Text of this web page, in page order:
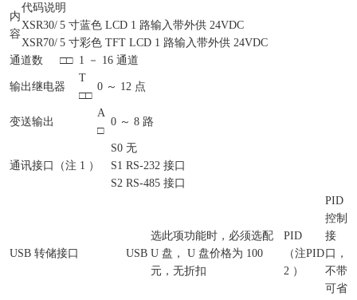
内
容
代码说明
XSR30/ 5 寸蓝色 LCD 1 路输入带外供 24VDC
XSR70/ 5 寸彩色 TFT LCD 1 路输入带外供 24VDC
通道数
□□ 1 － 16 通道
输出继电器
T
□□
0 ～ 12 点
变送输出
A
□
0 ～ 8 路
通讯接口（注 1 ）
S0 无
S1 RS-232 接口
S2 RS-485 接口
USB 转储接口 USB
选此项功能时，必须选配
U 盘， U 盘价格为 100
元，无折扣
PID
（注
2 ）
PID
PID
控制
接
口，
不带
可省